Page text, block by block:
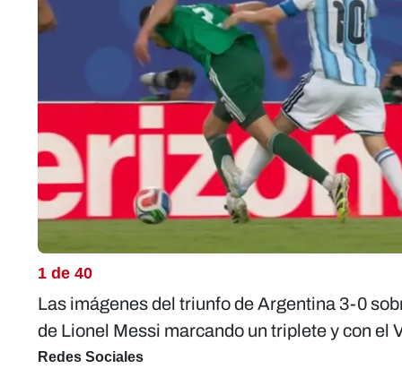
1 de 40
Las imágenes del triunfo de Argentina 3-0
de Lionel Messi marcando un triplete y con el
Redes Sociales